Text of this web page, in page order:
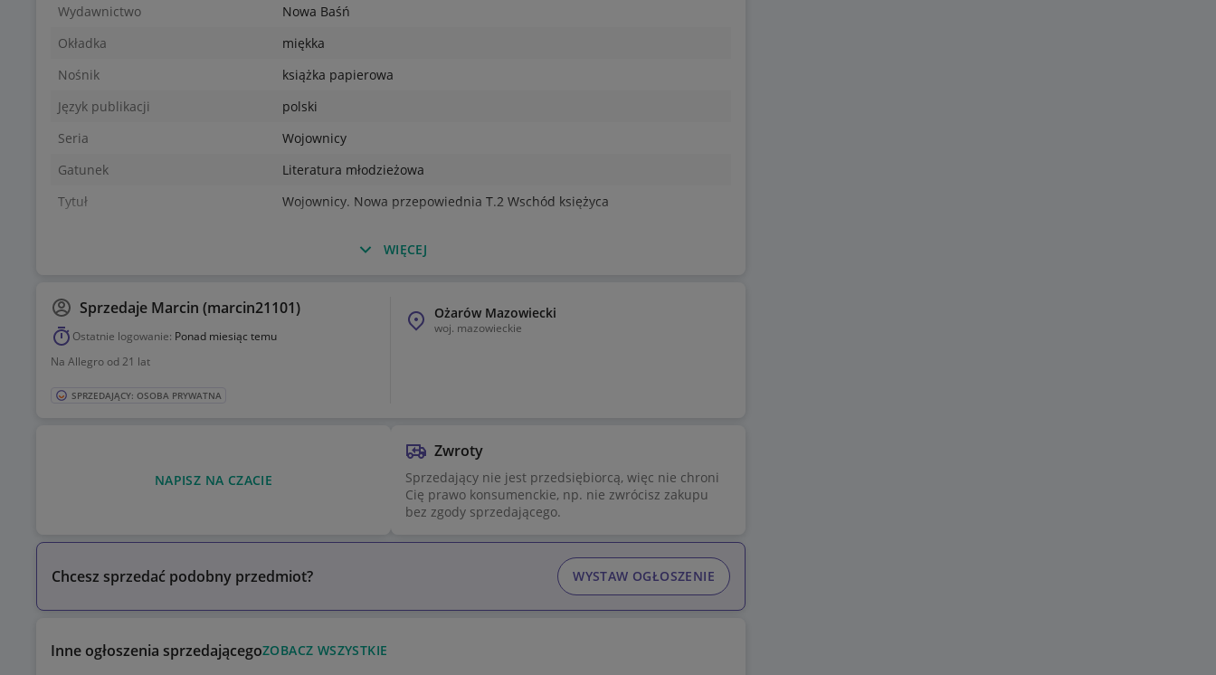
Wydawnictwo
Nowa Baśń
Okładka
miękka
Nośnik
książka papierowa
Język publikacji
polski
Seria
Wojownicy
Gatunek
Literatura młodzieżowa
Tytuł
Wojownicy. Nowa przepowiednia T.2 Wschód księżyca
WIĘCEJ
Sprzedaje Marcin (marcin21101)
Ostatnie logowanie: Ponad miesiąc temu
Na Allegro od 21 lat
SPRZEDAJĄCY: OSOBA PRYWATNA
Ożarów Mazowiecki
woj. mazowieckie
NAPISZ NA CZACIE
Zwroty
Sprzedający nie jest przedsiębiorcą, więc nie chroni
Cię prawo konsumenckie, np. nie zwrócisz zakupu
bez zgody sprzedającego.
Inne ogłoszenia sprzedającegoZOBACZ WSZYSTKIE
Chcesz sprzedać podobny przedmiot? WYSTAW OGŁOSZENIE